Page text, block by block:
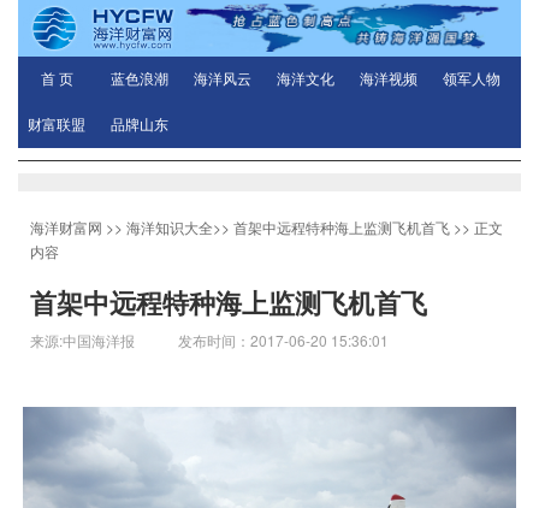
首 页 蓝色浪潮 海洋风云 海洋文化 海洋视频 领军人物
财富联盟 品牌山东
海洋财富网 >> 海洋知识大全>> 首架中远程特种海上监测飞机首飞 >> 正文
内容
首架中远程特种海上监测飞机首飞
来源:中国海洋报 发布时间：2017-06-20 15:36:01